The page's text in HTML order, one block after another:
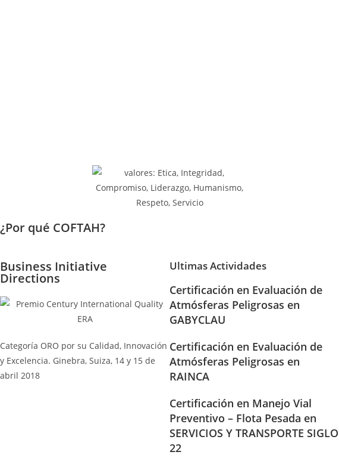
¿Por qué COFTAH?
Business Initiative
Directions
Categoría ORO por su Calidad, Innovación
y Excelencia. Ginebra, Suiza, 14 y 15 de
abril 2018
Ultimas Actividades
Certificación en Evaluación de
Atmósferas Peligrosas en
GABYCLAU
Certificación en Evaluación de
Atmósferas Peligrosas en
RAINCA
Certificación en Manejo Vial
Preventivo – Flota Pesada en
SERVICIOS Y TRANSPORTE SIGLO
22